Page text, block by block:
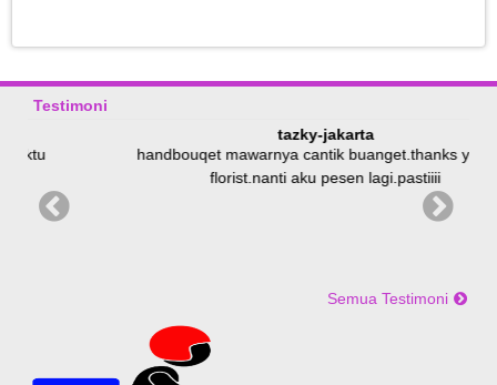
Testimoni
tazky-jakarta
handbouqet mawarnya cantik buanget.thanks ya syifa
florist.nanti aku pesen lagi.pastiiii
Semua Testimoni